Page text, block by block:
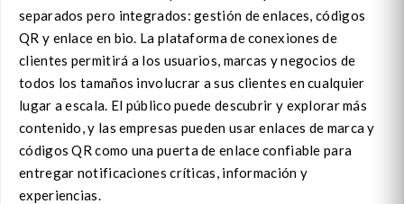
separados pero integrados: gestión de enlaces, códigos
QR y enlace en bio. La plataforma de conexiones de
clientes permitirá a los usuarios, marcas y negocios de
todos los tamaños involucrar a sus clientes en cualquier
lugar a escala. El público puede descubrir y explorar más
contenido, y las empresas pueden usar enlaces de marca y
códigos QR como una puerta de enlace confiable para
entregar notificaciones críticas, información y
experiencias.